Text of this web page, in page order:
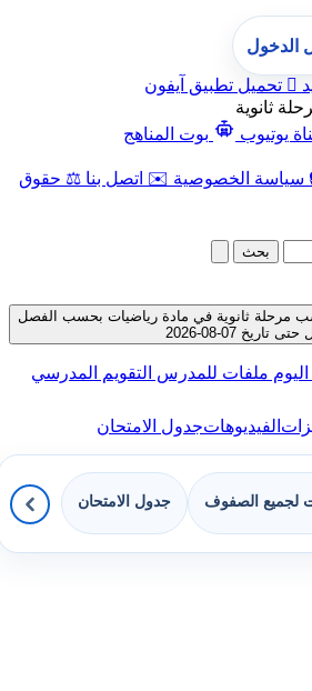
 تحميل تطبيق آيفون
ثانوية
يوتيوب
بوت المناهج
سياسة الخصوصية ✉️ اتصل بنا ⚖️ حقوق
الدخول
بحث
مرحلة ثانوية في مادة رياضيات بحسب الفصل
حتى تاريخ 07-08-2026
ملفات للمدرس التقويم المدرسي
الفيديوهاتجدول الامتحان
لجميع الصفوف جدول الامتحان